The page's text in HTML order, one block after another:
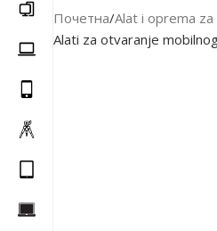
Почетна/Alat i oprema
Alati za otvaranje